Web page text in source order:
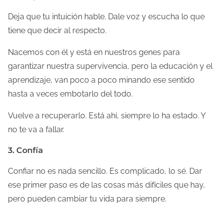
Deja que tu intuición hable. Dale voz y escucha lo que
tiene que decir al respecto.
Nacemos con él y está en nuestros genes para
garantizar nuestra supervivencia, pero la educación y el
aprendizaje, van poco a poco minando ese sentido
hasta a veces embotarlo del todo.
Vuelve a recuperarlo. Está ahí, siempre lo ha estado. Y
no te va a fallar.
3. Confía
Confiar no es nada sencillo. Es complicado, lo sé. Dar
ese primer paso es de las cosas más difíciles que hay,
pero pueden cambiar tu vida para siempre.